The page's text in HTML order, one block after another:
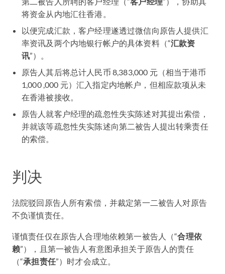
将资金从内地汇往香港。
以便完成汇款，客户经理遂透过微信向原告人提供汇
率资讯及两个内地银行帐户的具体资料（“汇款资
讯”）。
原告人其后将总计人民币 8,383,000 元（相当于港币
1,000 ,000 元）汇入指定内地帐户，但相应款项从未
在香港被接收。
原告人就客户经理的疏忽性失实陈述对其提出索偿，
并就该等疏忽性失实陈述向第二被告人提出转乘责任
的索偿。
判决
法院驳回原告人所有索偿，并裁定第一二被告人对原告
不负谨慎责任。
谨慎责任仅在原告人合理地依赖第一被告人（“合理依
赖”），且第一被告人有意图承担关于原告人的责任
（“承担责任”）时才会成立。